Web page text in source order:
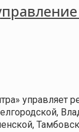
управляет